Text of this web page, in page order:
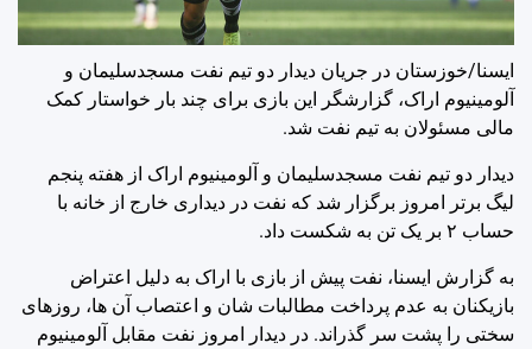
ایسنا/خوزستان در جریان دیدار دو تیم نفت مسجدسلیمان و
آلومینیوم اراک، گزارشگر این بازی برای چند بار خواستار کمک
مالی مسئولان به تیم نفت شد.
دیدار دو تیم نفت مسجدسلیمان و آلومینیوم اراک از هفته پنجم
لیگ برتر امروز برگزار شد که نفت در دیداری خارج از خانه با
حساب ۲ بر یک تن به شکست داد.
به گزارش ایسنا، نفت پیش از بازی با اراک به دلیل اعتراض
بازیکنان به عدم پرداخت مطالبات شان و اعتصاب آن ها، روزهای
سختی را پشت سر گذراند. در دیدار امروز نفت مقابل آلومینیوم